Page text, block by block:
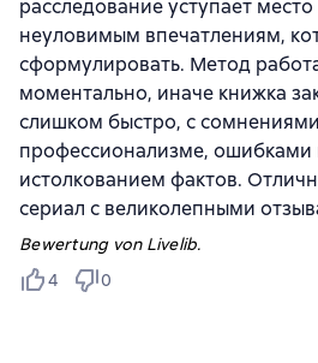
расследование уступает
неуловимым впечатлениям,
сформулировать. Метод
моментально, иначе книжка
слишком быстро, с
профессионализме,
истолкованием фактов.
сериал с великолепными
Bewertung von Livelib.
4
0